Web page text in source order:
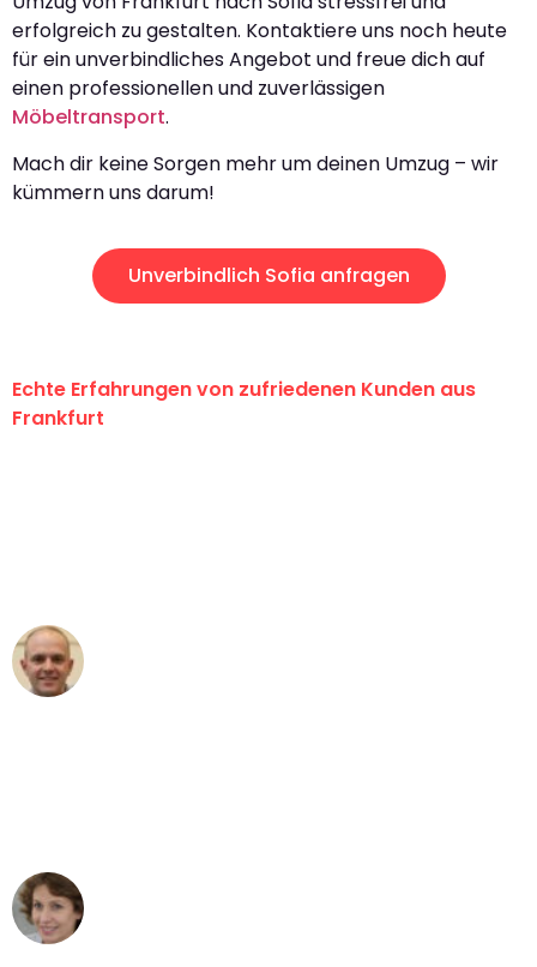
erfolgreich zu gestalten. Kontaktiere uns noch heute
für ein unverbindliches Angebot und freue dich auf
einen professionellen und zuverlässigen
Möbeltransport.
Mach dir keine Sorgen mehr um deinen Umzug – wir
kümmern uns darum!
Unverbindlich Sofia anfragen
Echte Erfahrungen von zufriedenen Kunden aus
Frankfurt